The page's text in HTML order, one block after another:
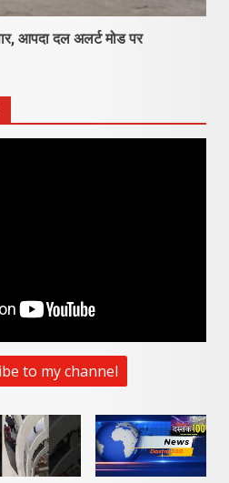
आपदा दल अलर्ट मोड पर
to my channel